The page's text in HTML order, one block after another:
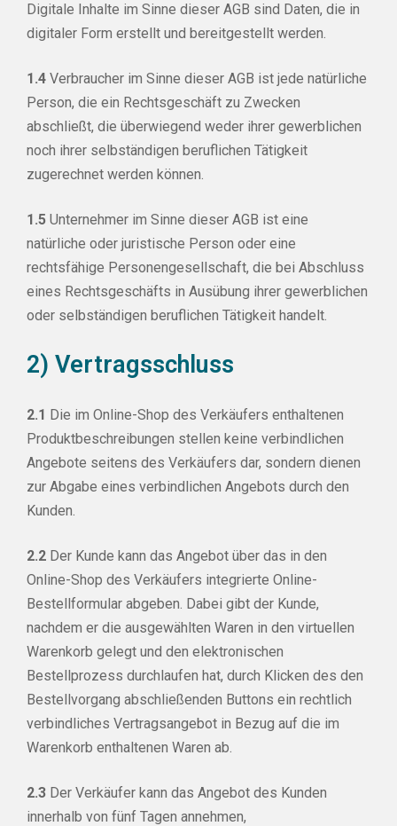
Digitale Inhalte im Sinne dieser AGB sind Daten, die in
digitaler Form erstellt und bereitgestellt werden.
1.4 Verbraucher im Sinne dieser AGB ist jede natürliche
Person, die ein Rechtsgeschäft zu Zwecken
abschließt, die überwiegend weder ihrer gewerblichen
noch ihrer selbständigen beruflichen Tätigkeit
zugerechnet werden können.
1.5 Unternehmer im Sinne dieser AGB ist eine
natürliche oder juristische Person oder eine
rechtsfähige Personengesellschaft, die bei Abschluss
eines Rechtsgeschäfts in Ausübung ihrer gewerblichen
oder selbständigen beruflichen Tätigkeit handelt.
2) Vertragsschluss
2.1 Die im Online-Shop des Verkäufers enthaltenen
Produktbeschreibungen stellen keine verbindlichen
Angebote seitens des Verkäufers dar, sondern dienen
zur Abgabe eines verbindlichen Angebots durch den
Kunden.
2.2 Der Kunde kann das Angebot über das in den
Online-Shop des Verkäufers integrierte Online-
Bestellformular abgeben. Dabei gibt der Kunde,
nachdem er die ausgewählten Waren in den virtuellen
Warenkorb gelegt und den elektronischen
Bestellprozess durchlaufen hat, durch Klicken des den
Bestellvorgang abschließenden Buttons ein rechtlich
verbindliches Vertragsangebot in Bezug auf die im
Warenkorb enthaltenen Waren ab.
2.3 Der Verkäufer kann das Angebot des Kunden
innerhalb von fünf Tagen annehmen,